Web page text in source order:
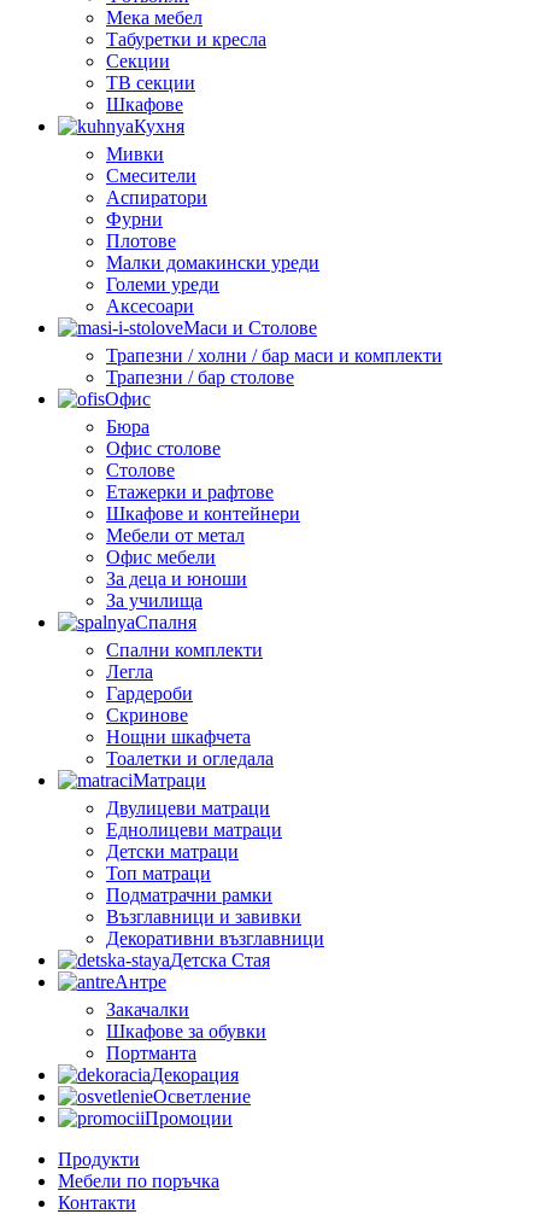
Мека мебел
Табуретки и кресла
Секции
ТВ секции
Шкафове
Кухня
Мивки
Смесители
Аспиратори
Фурни
Плотове
Малки домакински уреди
Големи уреди
Аксесоари
Маси и Столове
Трапезни / холни / бар маси и комплекти
Трапезни / бар столове
Офис
Бюра
Офис столове
Столове
Етажерки и рафтове
Шкафове и контейнери
Мебели от метал
Офис мебели
За деца и юноши
За училища
Спалня
Спални комплекти
Легла
Гардероби
Скринове
Нощни шкафчета
Тоалетки и огледала
Матраци
Двулицеви матраци
Еднолицеви матраци
Детски матраци
Топ матраци
Подматрачни рамки
Възглавници и завивки
Декоративни възглавници
Детска Стая
Антре
Закачалки
Шкафове за обувки
Портманта
Декорация
Осветление
Промоции
Продукти
Мебели по поръчка
Контакти